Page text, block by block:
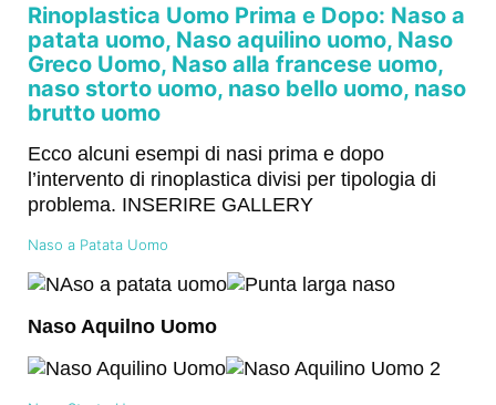
Rinoplastica Uomo Prima e Dopo: Naso a
patata uomo, Naso aquilino uomo, Naso
Greco Uomo, Naso alla francese uomo,
naso storto uomo, naso bello uomo, naso
brutto uomo
Ecco alcuni esempi di nasi prima e dopo
l’intervento di rinoplastica divisi per tipologia di
problema. INSERIRE GALLERY
Naso a Patata Uomo
Naso Aquilno Uomo